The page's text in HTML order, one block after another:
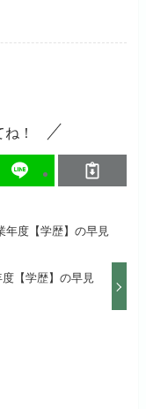
！
年度【学歴】の早見
【学歴】の早見